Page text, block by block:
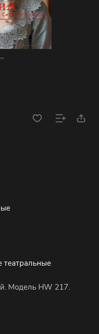
театральные
Модель HW 217.